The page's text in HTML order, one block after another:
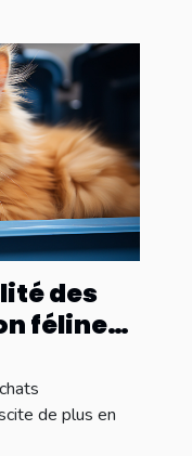
des
féline
de plus en